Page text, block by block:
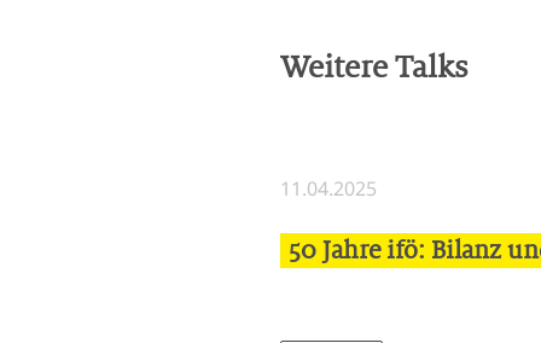
Weitere Talks
11.04.2025
50 Jahre ifö: Bilanz